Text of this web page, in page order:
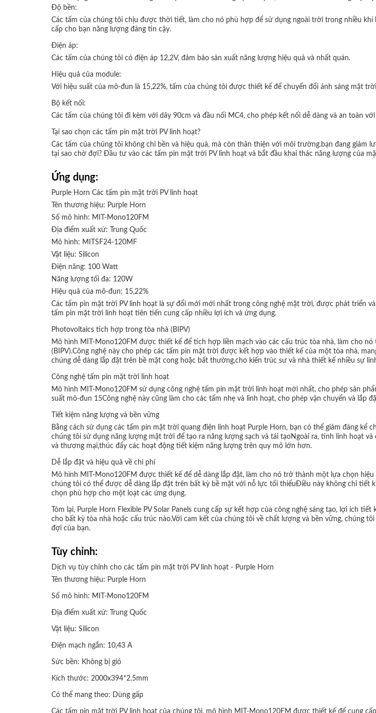
Độ bền:
Các tấm của chúng tôi chịu được thời tiết, làm cho nó phù hợp để sử dụng ngoài trời trong nhiều
cấp cho bạn năng lượng đáng tin cậy.
Điện áp:
Các tấm của chúng tôi có điện áp 12,2V, đảm bảo sản xuất năng lượng hiệu quả và nhất quán.
Hiệu quả của module:
Với hiệu suất của mô-đun là 15,22%, tấm của chúng tôi được thiết kế để chuyển đổi ánh sáng mặt
Bộ kết nối:
Các tấm của chúng tôi đi kèm với dây 90cm và đầu nối MC4, cho phép kết nối dễ dàng và an toàn
Tại sao chọn các tấm pin mặt trời PV linh hoạt?
Các tấm của chúng tôi không chỉ bền và hiệu quả, mà còn thân thiện với môi trường.bạn đang giảm
tại sao chờ đợi? Đầu tư vào các tấm pin mặt trời PV linh hoạt và bắt đầu khai thác năng lượng của
Ứng dụng:
Purple Horn Các tấm pin mặt trời PV linh hoạt
Tên thương hiệu: Purple Horn
Số mô hình: MIT-Mono120FM
Địa điểm xuất xứ: Trung Quốc
Mô hình: MITSF24-120MF
Vật liệu: Silicon
Điện năng: 100 Watt
Năng lượng tối đa: 120W
Hiệu quả của mô-đun: 15,22%
Các tấm pin mặt trời PV linh hoạt là sự đổi mới mới nhất trong công nghệ mặt trời, được phát triển
tấm pin mặt trời linh hoạt tiên tiến cung cấp nhiều lợi ích và ứng dụng.
Photovoltaics tích hợp trong tòa nhà (BIPV)
Mô hình MIT-Mono120FM được thiết kế để tích hợp liền mạch vào các cấu trúc tòa nhà, làm cho
(BIPV).Công nghệ này cho phép các tấm pin mặt trời được kết hợp vào thiết kế của một tòa nhà,
chúng dễ dàng lắp đặt trên bề mặt cong hoặc bất thường,cho kiến trúc sư và nhà thiết kế nhiều sự
Công nghệ tấm pin mặt trời linh hoạt
Mô hình MIT-Mono120FM sử dụng công nghệ tấm pin mặt trời linh hoạt mới nhất, cho phép sản
suất mô-đun 15Công nghệ này cũng làm cho các tấm nhẹ và linh hoạt, cho phép vận chuyển và lắp
Tiết kiệm năng lượng và bền vững
Bằng cách sử dụng các tấm pin mặt trời quang điện linh hoạt Purple Horn, bạn có thể giảm đáng
chúng tôi sử dụng năng lượng mặt trời để tạo ra năng lượng sạch và tái tạoNgoài ra, tính linh hoạt
và thương mại,thúc đẩy các hoạt động tiết kiệm năng lượng trên quy mô lớn hơn.
Dễ lắp đặt và hiệu quả về chi phí
Mô hình MIT-Mono120FM được thiết kế để dễ dàng lắp đặt, làm cho nó trở thành một lựa chọn
chúng tôi có thể được dễ dàng lắp đặt trên bất kỳ bề mặt với nỗ lực tối thiểuĐiều này không chỉ tiết
chọn phù hợp cho một loạt các ứng dụng.
Tóm lại, Purple Horn Flexible PV Solar Panels cung cấp sự kết hợp của công nghệ sáng tạo, lợi ích
cho bất kỳ tòa nhà hoặc cấu trúc nào.Với cam kết của chúng tôi về chất lượng và bền vững, chúng
đợi của bạn.
Tùy chỉnh:
Dịch vụ tùy chỉnh cho các tấm pin mặt trời PV linh hoạt - Purple Horn
Tên thương hiệu: Purple Horn
Số mô hình: MIT-Mono120FM
Địa điểm xuất xứ: Trung Quốc
Vật liệu: Silicon
Điện mạch ngắn: 10,43 A
Sức bền: Không bị gió
Kích thước: 2000x394*2.5mm
Có thể mang theo: Dùng gấp
Các tấm pin mặt trời PV linh hoạt của chúng tôi, mô hình MIT-Mono120FM được thiết kế để cung